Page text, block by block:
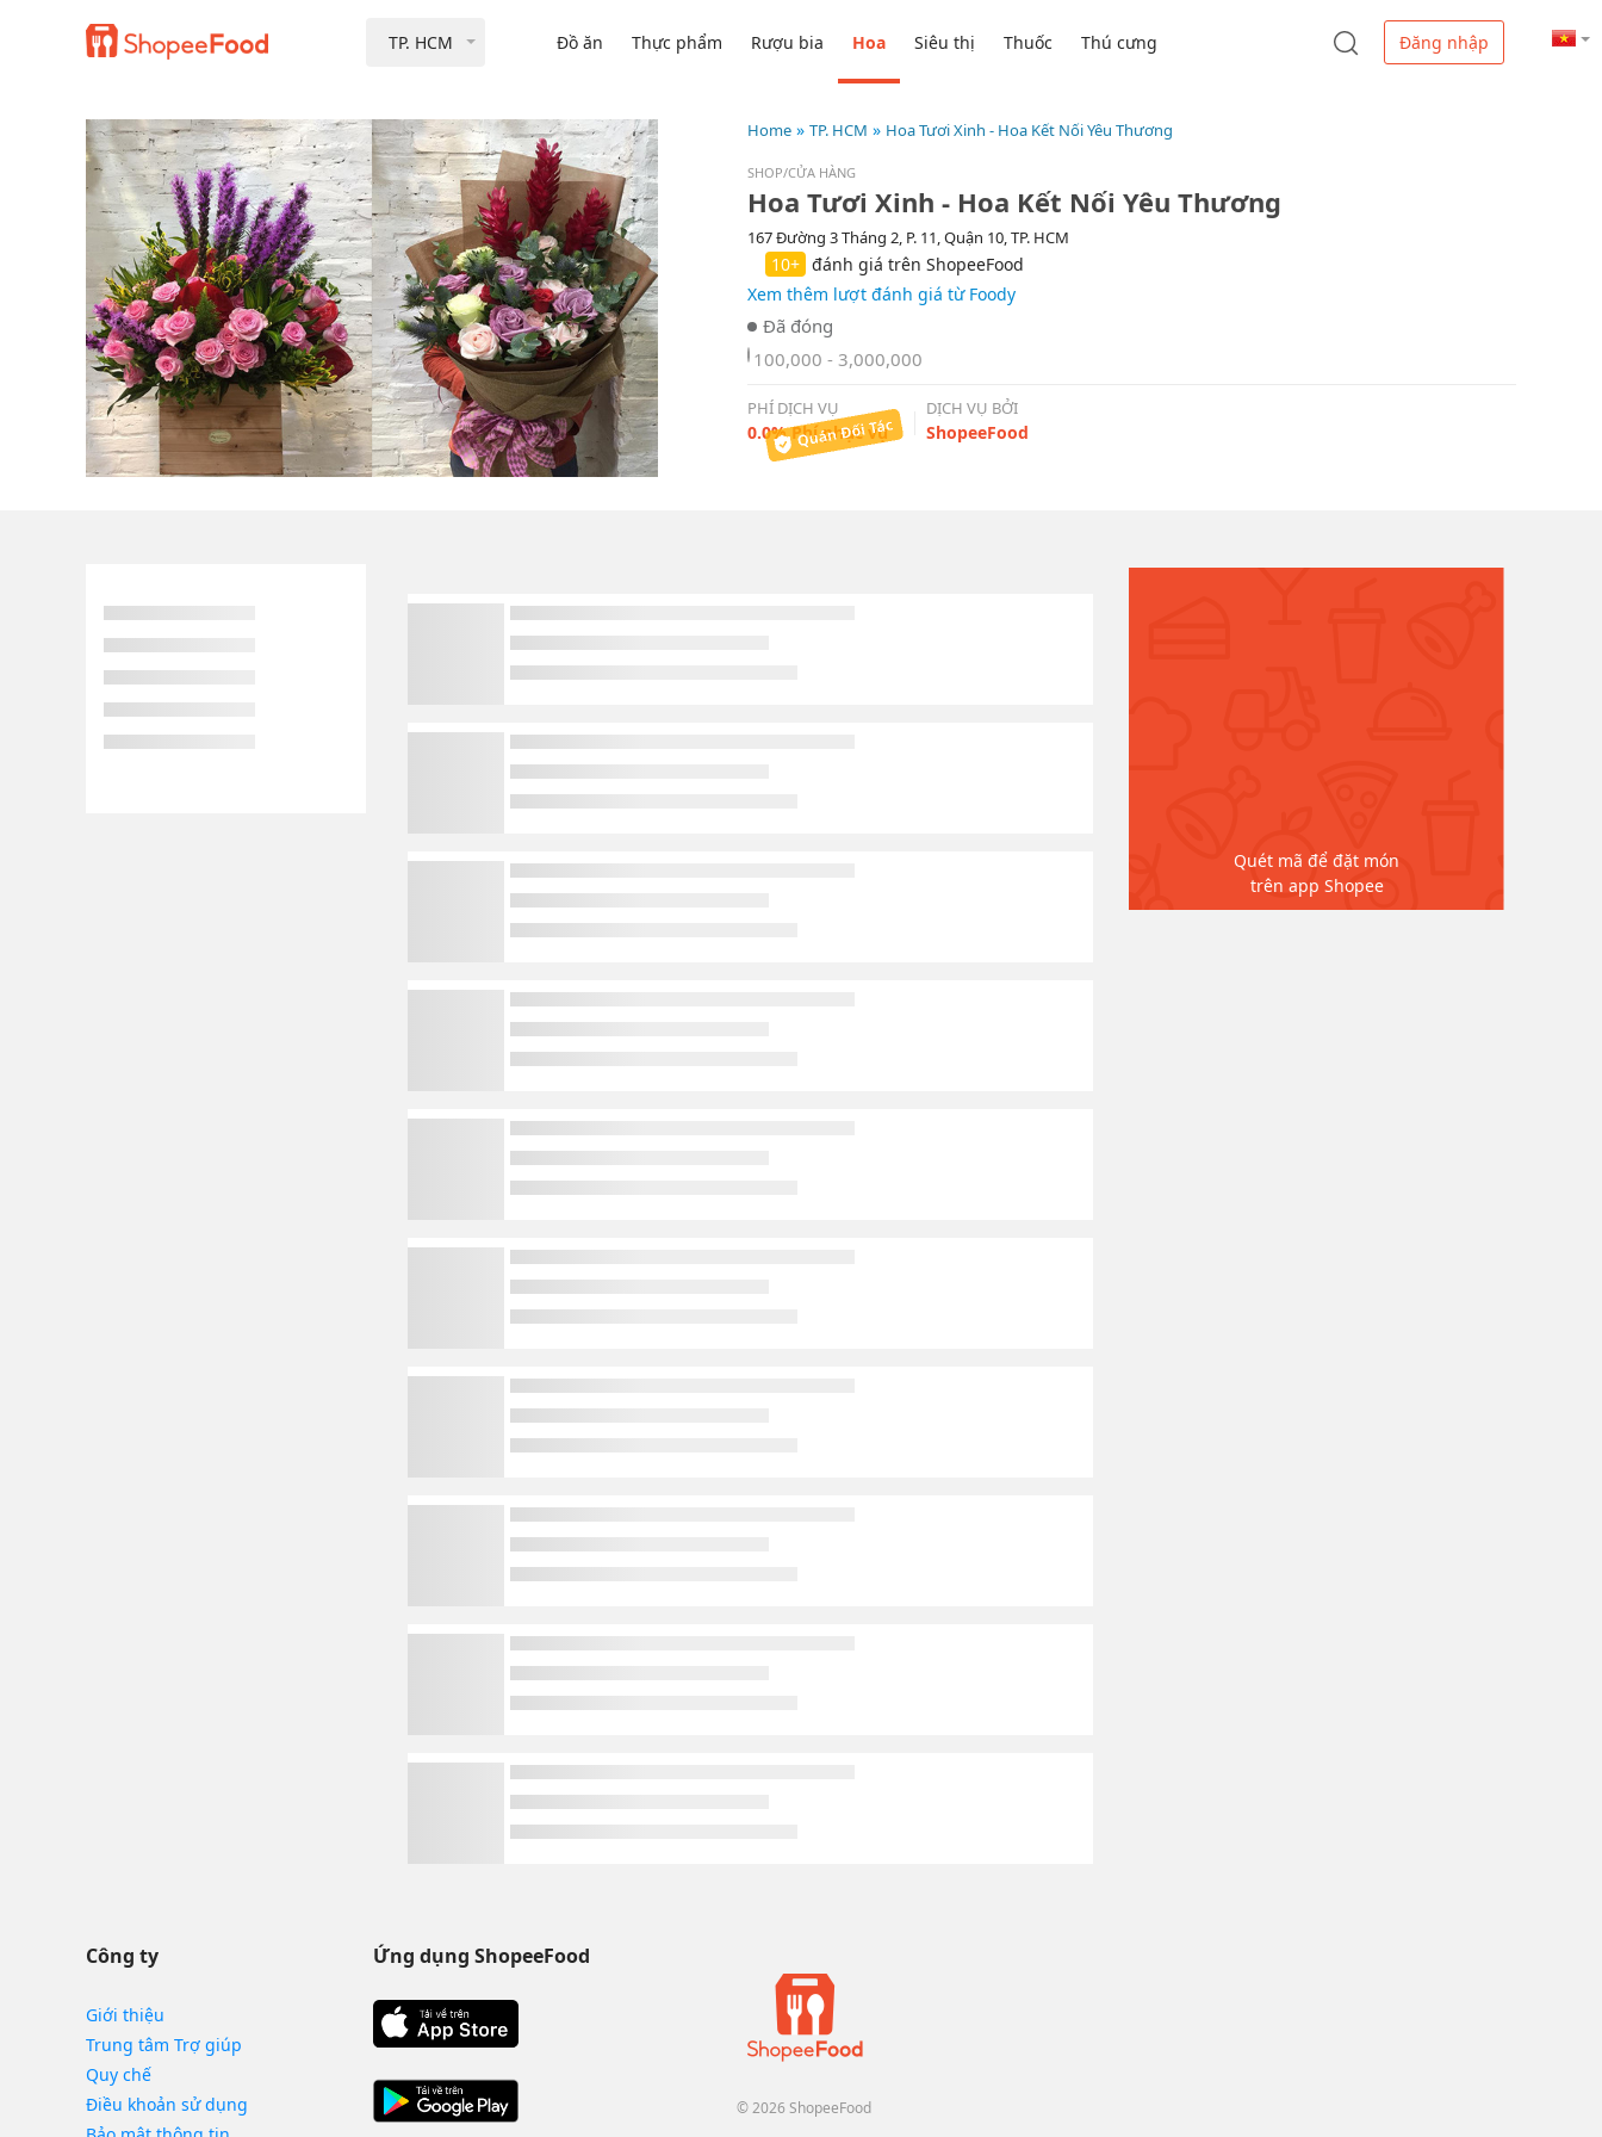
TP. HCM Đồ ăn Thực phẩm Rượu bia Hoa Siêu thị Thuốc Thú cưng Đăng nhập
Home TP. HCM Hoa Tươi Xinh - Hoa Kết Nối Yêu Thương
SHOP/CỬA HÀNG
Hoa Tươi Xinh - Hoa Kết Nối Yêu Thương
167 Đường 3 Tháng 2, P. 11, Quận 10, TP. HCM
10+ đánh giá trên ShopeeFood
Xem thêm lượt đánh giá từ Foody
100,000 - 3,000,000
PHÍ DỊCH VỤ
0.0% Phí phục vụ
DỊCH VỤ BỞI
ShopeeFood
Quét mã để đặt món
trên app Shopee
Công ty
Giới thiệu
Trung tâm Trợ giúp
Quy chế
Điều khoản sử dụng
Ứng dụng ShopeeFood
© 2026 ShopeeFood